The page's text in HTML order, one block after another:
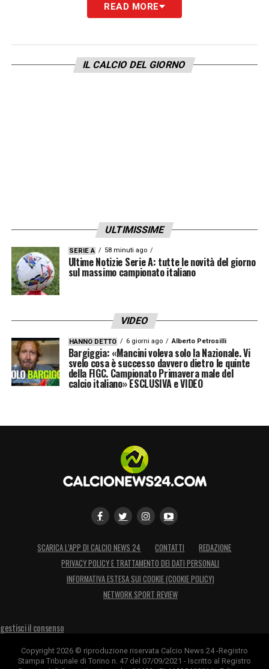
La ferma posizione societaria è stata
stampa. Queste le esatte parole del
comunicato:
League di domani contro il Fulham e il club
non farà ulteriori commenti al momento.”
Il silenzio stampa e l’attesa per i
Al momento, attorno alla vicenda vige il
totale silenzio stampa. Si attendono con
impazienza i risvolti ufficiali dell’indagine in
corsoper comprendere se e come le
materiali. Fino ad allora, l’esclusione dalla
squadra suona come un chiaro e severo
monito da parte del Bournemouth.
READ MORE
IL CALCIO DEL GIORNO
ULTIMISSIME
SERIE A 58 minuti ago
Ultime Notizie Serie A: tutte le novità del giorno
sul massimo campionato italiano
VIDEO
HANNO DETTO 6 giorni ago Alberto Petrosilli
Bargiggia: «Mancini voleva solo la Nazionale. Vi
svelo cosa è successo davvero dietro le quinte
della FIGC. Campionato Primavera male del
calcio italiano» ESCLUSIVA e VIDEO
SCARICA L’APP DI CALCIO NEWS 24 CONTATTI
REDAZIONE
PRIVACY POLICY E TRATTAMENTO DEI DATI PERSONALI
INFORMATIVA ESTESA SUI COOKIE (COOKIE POLICY)
NETWORK SPORT REVIEW
gestisci il consenso
Copyright 2026 © riproduzione riservata Calcio News 24 -Registro
Stampa Tribunale di Torino n. 47 del 07/09/2021 - Iscritto al Registro